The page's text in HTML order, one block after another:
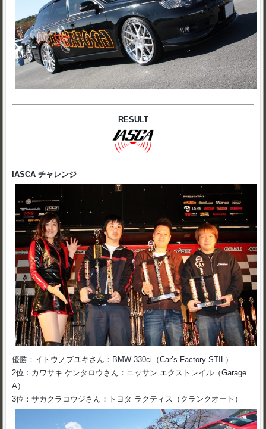
RESULT
IASCA チャレンジ
優勝：イトウノブユキさん：BMW 330ci（Car’s-Factory STIL）
2位：カワサキ ケンタロウさん：ニッサン エクストレイル（Garage
A）
3位：サカクラコウジさん：トヨタ ラクティス（クランクオート）